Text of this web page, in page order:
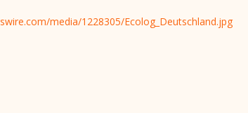
media/1228305/Ecolog_Deutschland.jpg